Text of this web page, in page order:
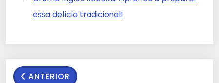
essa delícia tradicional!
ANTERIOR